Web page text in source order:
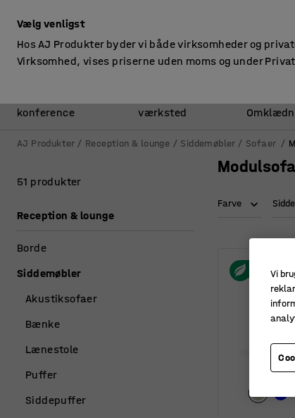
konference
værksted
AJ Produkter Reception & lounge Siddemøbler Sofaer
Farve
51 produkter
Reception & lounge
Borde
Siddemøbler
Akustiksofaer
Bænke
Lænestole
Puffer
Siddepuffer
Vælg venligst
Hos AJ Produkter byder vi både virksomheder og
Virksomhed, vises priserne uden moms og under
Vi